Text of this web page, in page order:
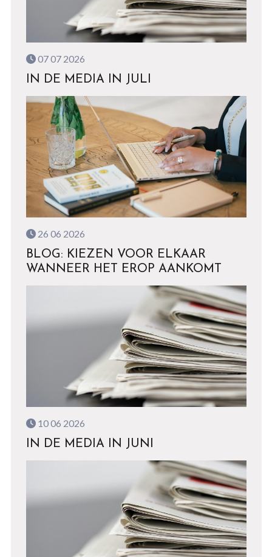
07 07 2026
IN DE MEDIA IN JULI
26 06 2026
BLOG: KIEZEN VOOR ELKAAR
WANNEER HET EROP AANKOMT
10 06 2026
IN DE MEDIA IN JUNI